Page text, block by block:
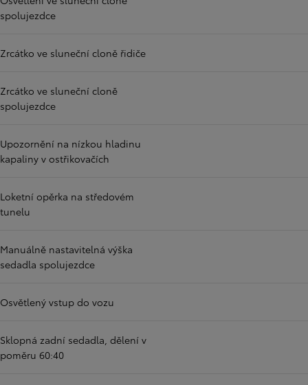
spolujezdce
Zrcátko ve sluneční cloně řidiče
Zrcátko ve sluneční cloně
spolujezdce
Upozornění na nízkou hladinu
kapaliny v ostřikovačích
Loketní opěrka na středovém
tunelu
Manuálně nastavitelná výška
sedadla spolujezdce
Osvětlený vstup do vozu
Sklopná zadní sedadla, dělení v
poměru 60:40